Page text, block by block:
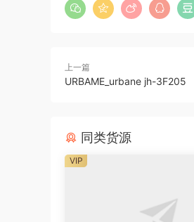
上一篇
URBAME_urbane jh-3F205
同类货源
VIP